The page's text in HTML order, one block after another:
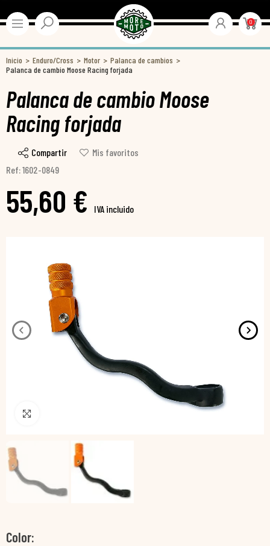
0
Inicio Enduro/Cross Motor
Palanca de cambios
Palanca de cambio Moose Racing forjada
Palanca de cambio Moose
Racing forjada
Compartir
Mis favoritos
Ref: 1602-0849
55,60 € IVA incluido
Color